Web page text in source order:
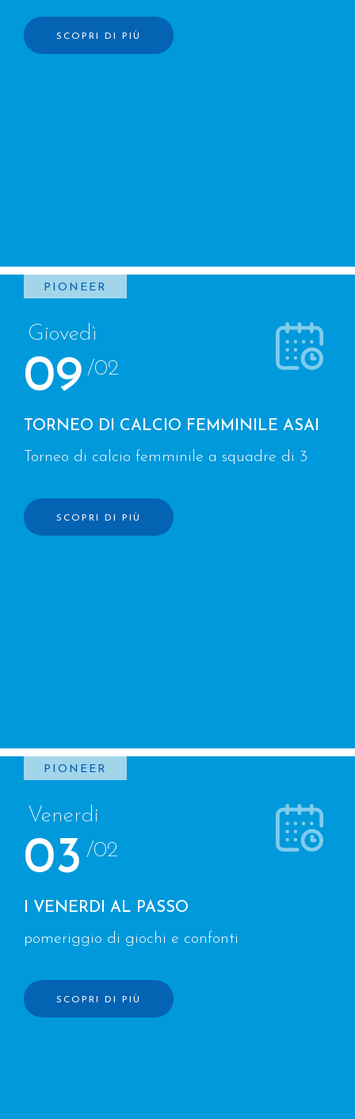
SCOPRI DI PIÙ
PIONEER
Giovedì
09 /02
TORNEO DI CALCIO FEMMINILE ASAI
Torneo di calcio femminile a squadre di 3
SCOPRI DI PIÙ
PIONEER
Venerdi
03 /02
I VENERDI AL PASSO
pomeriggio di giochi e confonti
SCOPRI DI PIÙ